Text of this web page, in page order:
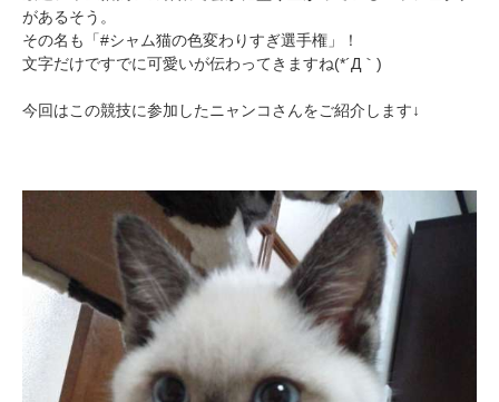
があるそう。
その名も「#シャム猫の色変わりすぎ選手権」！
文字だけですでに可愛いが伝わってきますね(*´Д｀)
今回はこの競技に参加したニャンコさんをご紹介します↓